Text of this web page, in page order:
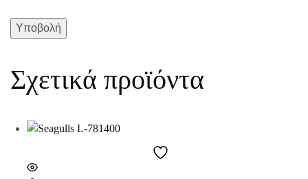
Σχετικά προϊόντα